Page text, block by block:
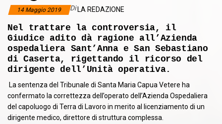
14 Maggio 2019 Di LA REDAZIONE
Nel trattare la controversia, il
Giudice adito dà ragione all’Azienda
ospedaliera Sant’Anna e San Sebastiano
di Caserta, rigettando il ricorso del
dirigente dell’Unità operativa.
La sentenza del Tribunale di Santa Maria Capua Vetere ha
confermato la correttezza dell’operato dell’Azienda Ospedaliera
del capoluogo di Terra di Lavoro in merito al licenziamento di un
dirigente medico, direttore di struttura complessa.